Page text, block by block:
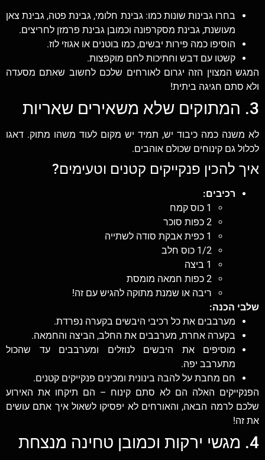
בחרו גבינות שונות כמו: גבינת חלומי, גבינת פטה, גבינת צאן
מעושנת, גבינת מסקרפונה וכמובן גבינת פרמזן לחריצים.
הוסיפו כמה פירות יבשים, כמו בוטנים או אגוזי לוז.
קשטו עם דבש וחתיכות לחם מוקפצות.
המגש המצוין הזה יגרום לאורחים שלכם לחשוב שאתם מסעדה
ולא סתם חגיגה ביתית!
3. המתוקים שלא משאירים שאריות
לא משנה כמה כיבוד יש, תמיד יש מקום לעוד משהו מתוק. דאגו
לכלול גם קינוחים שכולם אוהבים.
איך להכין פנקייקים קטנים וטעימים?
רכיבים:
1 כוס קמח
2 כפות סוכר
1 כפית אבקת סודה לשתייה
1/2 כוס חלב
1 ביצה
2 כפות חמאה מומסת
ריבה או שמנת מתוקה להגיש עם זה!
שלבי הכנה:
מערבבים את כל רכיבי היבשים בקערה נפרדת.
בקערה אחרת, מערבבים את החלב, הביצה והחמאה.
מוסיפים את היבשים לנוזלים ומערבבים עד שהכול
מתערבב יפה.
חם מחבת על להבה בינונית ומכינים פנקייקים קטנים.
הפנקייקים האלה הם לא סתם קינוח – הם תיקחו את האירוע
שלכם לרמה הבאה, והאורחים לא יפסיקו לשאול איך אתם עושים
את זה!
4. מגשי ירקות וכמובן טחינה מנצחת